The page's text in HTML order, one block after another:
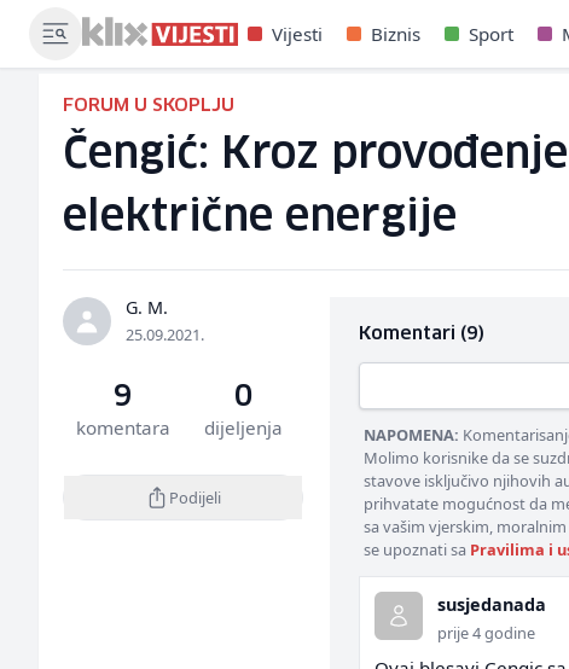
Vijesti Biznis Sport
FORUM U SKOPLJU
Čengić: Kroz
električne energije
G. M.
25.09.2021.
9
komentara
0
dijeljenja
Podijeli
Komentari (9)
NAPOMENA:
Molimo korisnike da se
stavove isključivo njihovih
prihvatate mogućnost da
sa vašim vjerskim,
se upoznati sa Pravilima i
susjedanada
prije 4 godine